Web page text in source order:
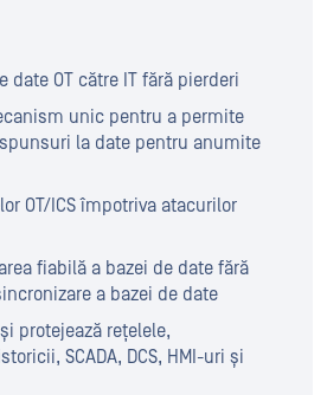
date OT către IT fără pierderi
unic pentru a permite
la date pentru anumite
OT/ICS împotriva atacurilor
fiabilă a bazei de date fără
a bazei de date
protejează rețelele,
SCADA, DCS, HMI-uri și